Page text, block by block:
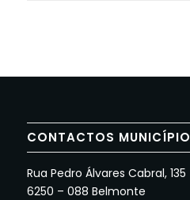
CONTACTOS MUNICÍPIO
Rua Pedro Álvares Cabral, 135
6250 – 088 Belmonte